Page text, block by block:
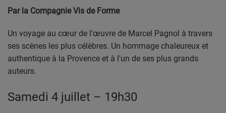
Par la Compagnie Vis de Forme
Un voyage au cœur de l'œuvre de Marcel Pagnol à travers
ses scènes les plus célèbres. Un hommage chaleureux et
authentique à la Provence et à l'un de ses plus grands
auteurs.
Samedi 4 juillet – 19h30